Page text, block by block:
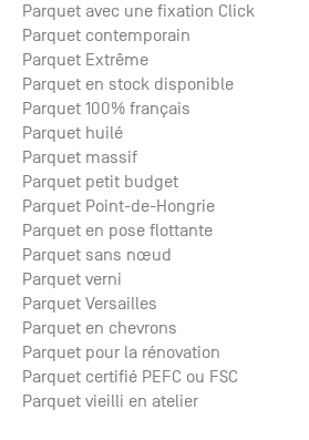
Parquet avec une fixation Click
Parquet contemporain
Parquet Extrême
Parquet en stock disponible
Parquet 100% français
Parquet huilé
Parquet massif
Parquet petit budget
Parquet Point-de-Hongrie
Parquet en pose flottante
Parquet sans nœud
Parquet verni
Parquet Versailles
Parquet en chevrons
Parquet pour la rénovation
Parquet certifié PEFC ou FSC
Parquet vieilli en atelier